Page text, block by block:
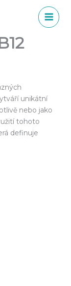
unikátní
nebo jako
tohoto
definuje